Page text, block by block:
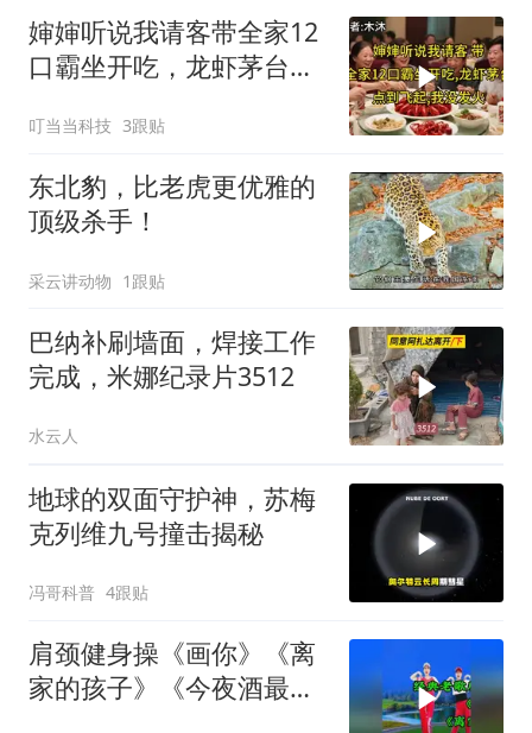
婶婶听说我请客带全家12
口霸坐开吃，龙虾茅台点
叮当当科技 3跟贴
东北豹，比老虎更优雅的
顶级杀手！
采云讲动物 1跟贴
巴纳补刷墙面，焊接工作
完成，米娜纪录片3512
水云人
地球的双面守护神，苏梅
克列维九号撞击揭秘
冯哥科普 4跟贴
肩颈健身操《画你》《离
家的孩子》《今夜酒最